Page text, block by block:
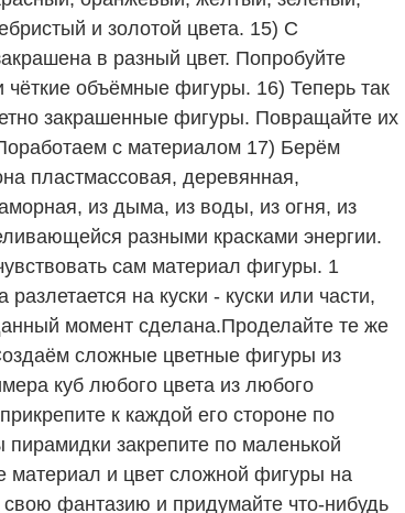
и золотой цвета. 15) С
в разный цвет. Попробуйте
чёткие объёмные фигуры. 16) Теперь так
закрашенные фигуры. Повращайте их
с материалом 17) Берём
пластмассовая, деревянная,
из дыма, из воды, из огня, из
разными красками энергии.
сам материал фигуры. 1
на куски - куски или части,
момент сделана.Проделайте те же
сложные цветные фигуры из
куб любого цвета из любого
к каждой его стороне по
закрепите по маленькой
и цвет сложной фигуры на
фантазию и придумайте что-нибудь